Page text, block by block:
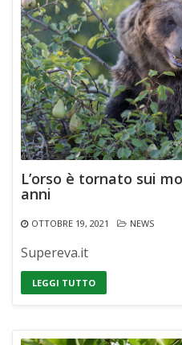
L’orso è tornato sui
anni
OTTOBRE 19, 2021 NEWS
Supereva.it
LEGGI TUTTO